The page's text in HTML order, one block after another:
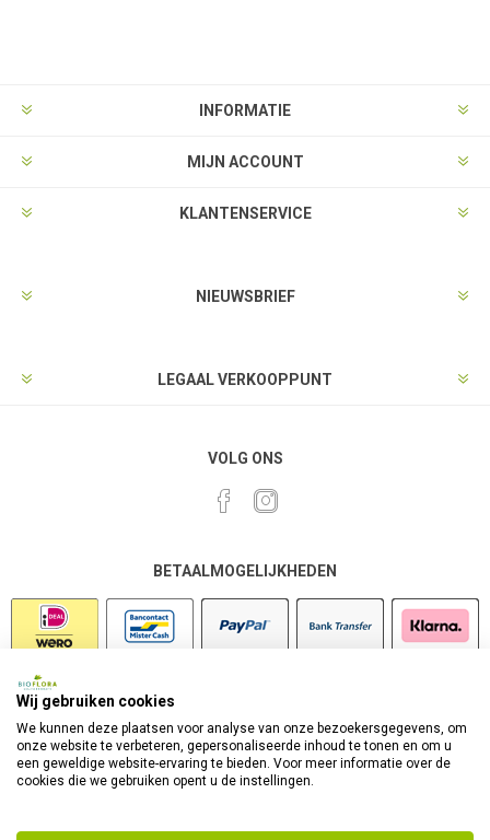
INFORMATIE
MIJN ACCOUNT
KLANTENSERVICE
NIEUWSBRIEF
LEGAAL VERKOOPPUNT
VOLG ONS
BETAALMOGELIJKHEDEN
Wij gebruiken cookies
We kunnen deze plaatsen voor analyse van onze bezoekersgegevens, om
onze website te verbeteren, gepersonaliseerde inhoud te tonen en om u
een geweldige website-ervaring te bieden. Voor meer informatie over de
cookies die we gebruiken opent u de instellingen.